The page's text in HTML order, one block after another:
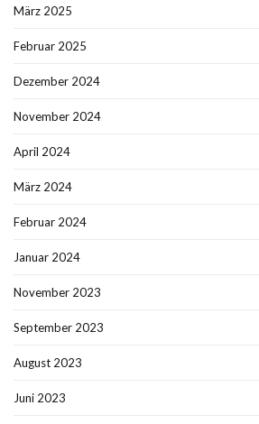
März 2025
Februar 2025
Dezember 2024
November 2024
April 2024
März 2024
Februar 2024
Januar 2024
November 2023
September 2023
August 2023
Juni 2023